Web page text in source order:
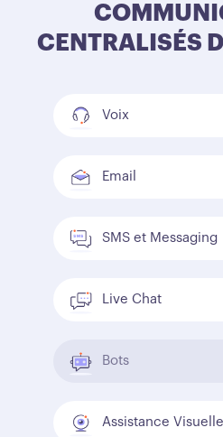
CENTRALISÉS
Voix
Email
SMS et Messaging
Live Chat
Bots
Assistance Visuelle